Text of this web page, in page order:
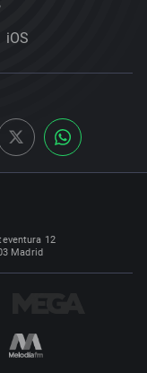
iOS
12
Madrid